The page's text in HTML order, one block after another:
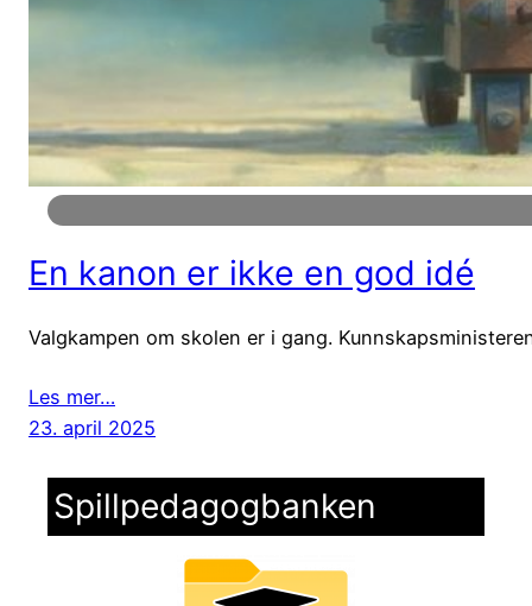
En kanon er ikke en god idé
Valgkampen om skolen er i gang.
Les mer…
23. april 2025
Spillpedagogbanken